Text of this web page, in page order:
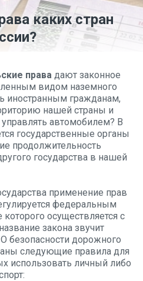
каких стран
права дают законное
видом наземного
иностранным гражданам,
нашей страны и
автомобилем? В
государственные органы
продолжительность
государства в нашей
применение прав
федеральным
осуществляется с
закона звучит
безопасности дорожного
следующие правила для
использовать личный либо